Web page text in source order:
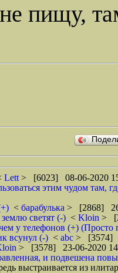
пищу,
Lett > [6023] 08-06-2020
этим чудом там,
< барабулька > [2868]
светят (-) < Kloin >
у телефонов (+) (Просто
всунул (-) < abc > [3574]
> [3578] 23-06-2020
и подвешена
выстраивается из